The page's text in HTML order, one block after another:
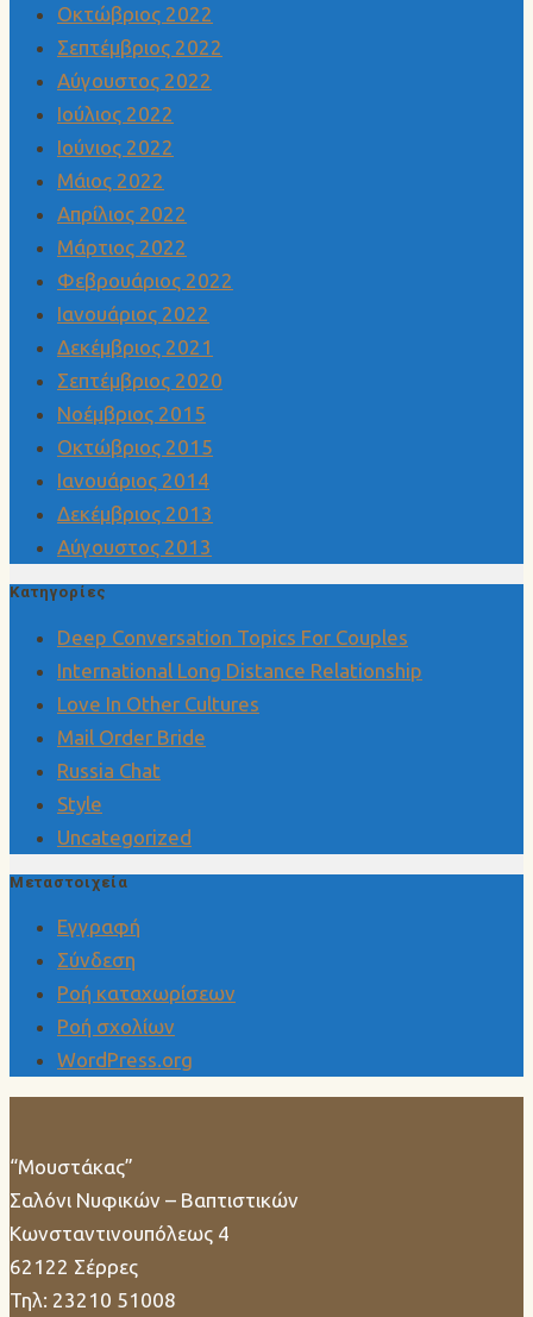
Οκτώβριος 2022
Σεπτέμβριος 2022
Αύγουστος 2022
Ιούλιος 2022
Ιούνιος 2022
Μάιος 2022
Απρίλιος 2022
Μάρτιος 2022
Φεβρουάριος 2022
Ιανουάριος 2022
Δεκέμβριος 2021
Σεπτέμβριος 2020
Νοέμβριος 2015
Οκτώβριος 2015
Ιανουάριος 2014
Δεκέμβριος 2013
Αύγουστος 2013
Kατηγορίες
Deep Conversation Topics For Couples
International Long Distance Relationship
Love In Other Cultures
Mail Order Bride
Russia Chat
Style
Uncategorized
Μεταστοιχεία
Εγγραφή
Σύνδεση
Ροή καταχωρίσεων
Ροή σχολίων
WordPress.org
“Μουστάκας”
Σαλόνι Νυφικών – Βαπτιστικών
Κωνσταντινουπόλεως 4
62122 Σέρρες
Τηλ: 23210 51008